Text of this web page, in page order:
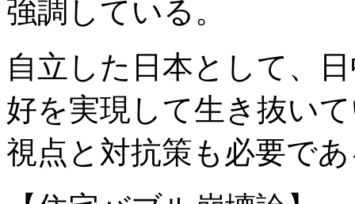
強調している。
自立した日本として、
好を実現して生き抜い
視点と対抗策も必要で